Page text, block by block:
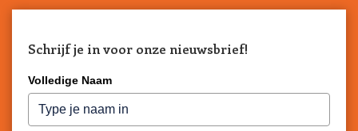
Schrijf je in voor onze nieuwsbrief!
Volledige Naam